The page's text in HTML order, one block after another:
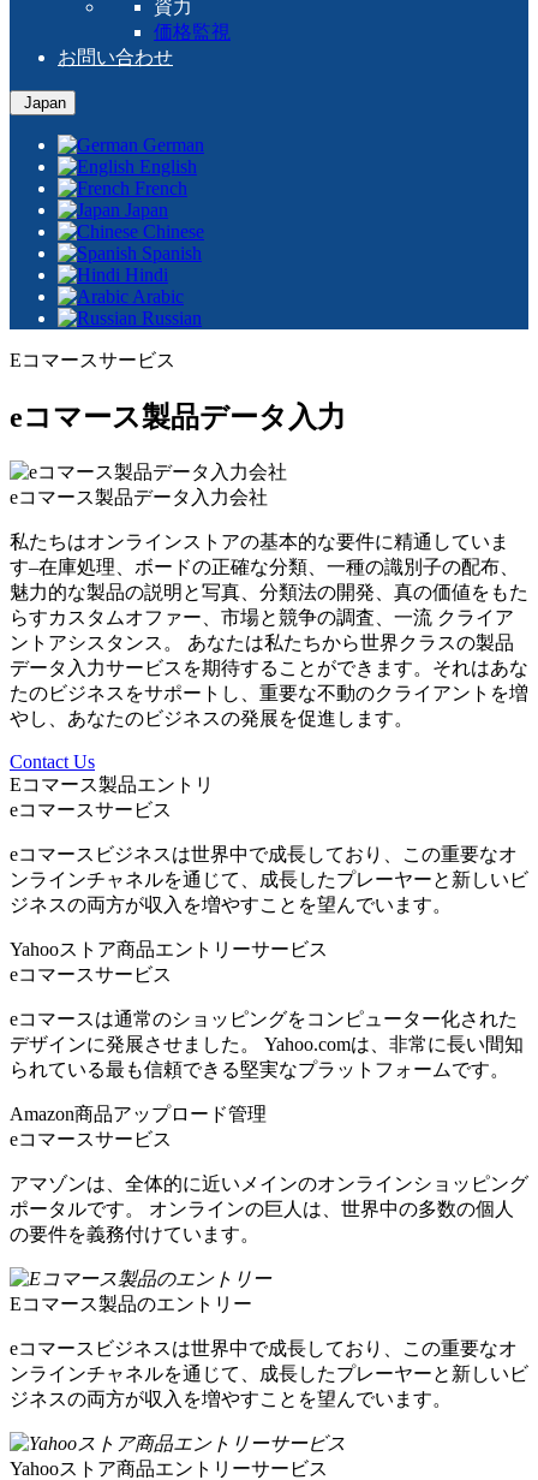
資力
価格監視
お問い合わせ
Japan
German
English
French
Japan
Chinese
Spanish
Hindi
Arabic
Russian
Eコマースサービス
eコマース製品データ入力
eコマース製品データ入力会社
私たちはオンラインストアの基本的な要件に精通していま
す–在庫処理、ボードの正確な分類、一種の識別子の配布、
魅力的な製品の説明と写真、分類法の開発、真の価値をもた
らすカスタムオファー、市場と競争の調査、一流 クライア
ントアシスタンス。 あなたは私たちから世界クラスの製品
データ入力サービスを期待することができます。それはあな
たのビジネスをサポートし、重要な不動のクライアントを増
やし、あなたのビジネスの発展を促進します。
Contact Us
Eコマース製品エントリ
eコマースサービス
eコマースビジネスは世界中で成長しており、この重要なオ
ンラインチャネルを通じて、成長したプレーヤーと新しいビ
ジネスの両方が収入を増やすことを望んでいます。
Yahooストア商品エントリーサービス
eコマースサービス
eコマースは通常のショッピングをコンピューター化された
デザインに発展させました。 Yahoo.comは、非常に長い間知
られている最も信頼できる堅実なプラットフォームです。
Amazon商品アップロード管理
eコマースサービス
アマゾンは、全体的に近いメインのオンラインショッピング
ポータルです。 オンラインの巨人は、世界中の多数の個人
の要件を義務付けています。
Eコマース製品のエントリー
eコマースビジネスは世界中で成長しており、この重要なオ
ンラインチャネルを通じて、成長したプレーヤーと新しいビ
ジネスの両方が収入を増やすことを望んでいます。
Yahooストア商品エントリーサービス